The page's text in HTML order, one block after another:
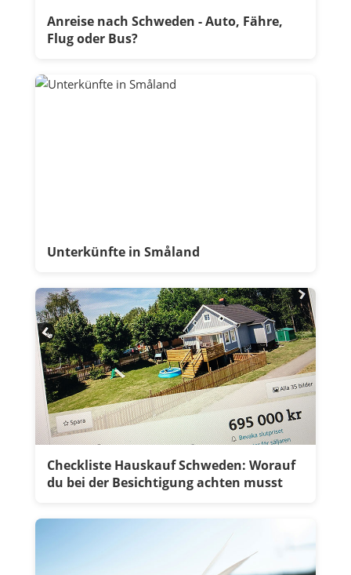
Anreise nach Schweden - Auto, Fähre,
Flug oder Bus?
Unterkünfte in Småland
Checkliste Hauskauf Schweden: Worauf
du bei der Besichtigung achten musst